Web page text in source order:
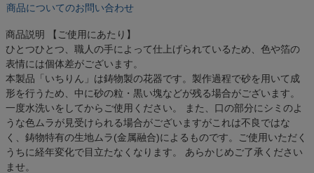
商品についてのお問い合わせ
商品説明 【ご使用にあたり】
ひとつひとつ、職人の手によって仕上げられているため、色や箔の
表情には個体差がございます。
本製品「いちりん」は鋳物製の花器です。製作過程で砂を用いて成
形を行うため、中に砂の粒・黒い塊などが残る場合がございます。
一度水洗いをしてからご使用ください。 また、口の部分にシミのよ
うな色ムラが見受けられる場合がございますがこれは不良ではな
く、鋳物特有の生地ムラ(金属融合)によるものです。ご使用いただく
うちに経年変化で目立たなくなります。 あらかじめご了承ください
ませ。